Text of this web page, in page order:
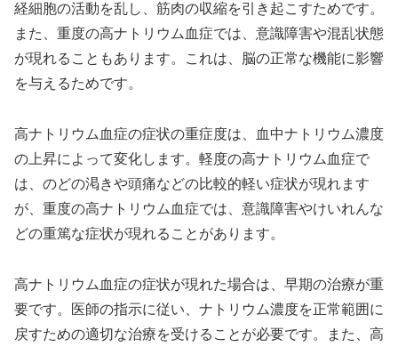
経細胞の活動を乱し、筋肉の収縮を引き起こすためです。
また、重度の高ナトリウム血症では、意識障害や混乱状態
が現れることもあります。これは、脳の正常な機能に影響
を与えるためです。
高ナトリウム血症の症状の重症度は、血中ナトリウム濃度
の上昇によって変化します。軽度の高ナトリウム血症で
は、のどの渇きや頭痛などの比較的軽い症状が現れます
が、重度の高ナトリウム血症では、意識障害やけいれんな
どの重篤な症状が現れることがあります。
高ナトリウム血症の症状が現れた場合は、早期の治療が重
要です。医師の指示に従い、ナトリウム濃度を正常範囲に
戻すための適切な治療を受けることが必要です。また、高